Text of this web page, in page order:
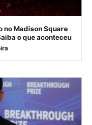
no Madison Square
o que aconteceu